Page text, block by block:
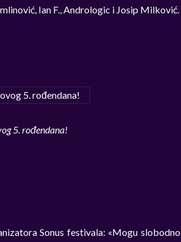
Ian F., Andrologic i Josip Milković.
5. rođendana!
Sonus festivala: «Mogu slobodno